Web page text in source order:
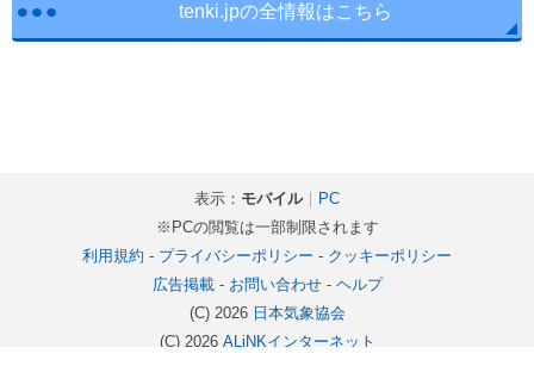
tenki.jpの全情報はこちら
表示： モバイル｜
PC
※PCの閲覧は一部制限されます
利用規約 - プライバシーポリシー - クッキーポリシー
広告掲載- お問い合わせ- ヘルプ
(C) 2026 日本気象協会
(C) 2026 ALiNKインターネット